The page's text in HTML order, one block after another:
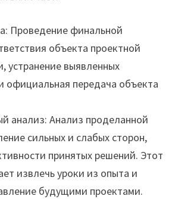
Проведение финальной
объекта проектной
устранение выявленных
официальная передача объекта
анализ: Анализ проделанной
сильных и слабых сторон,
принятых решений. Этот
извлечь уроки из опыта и
будущими проектами.